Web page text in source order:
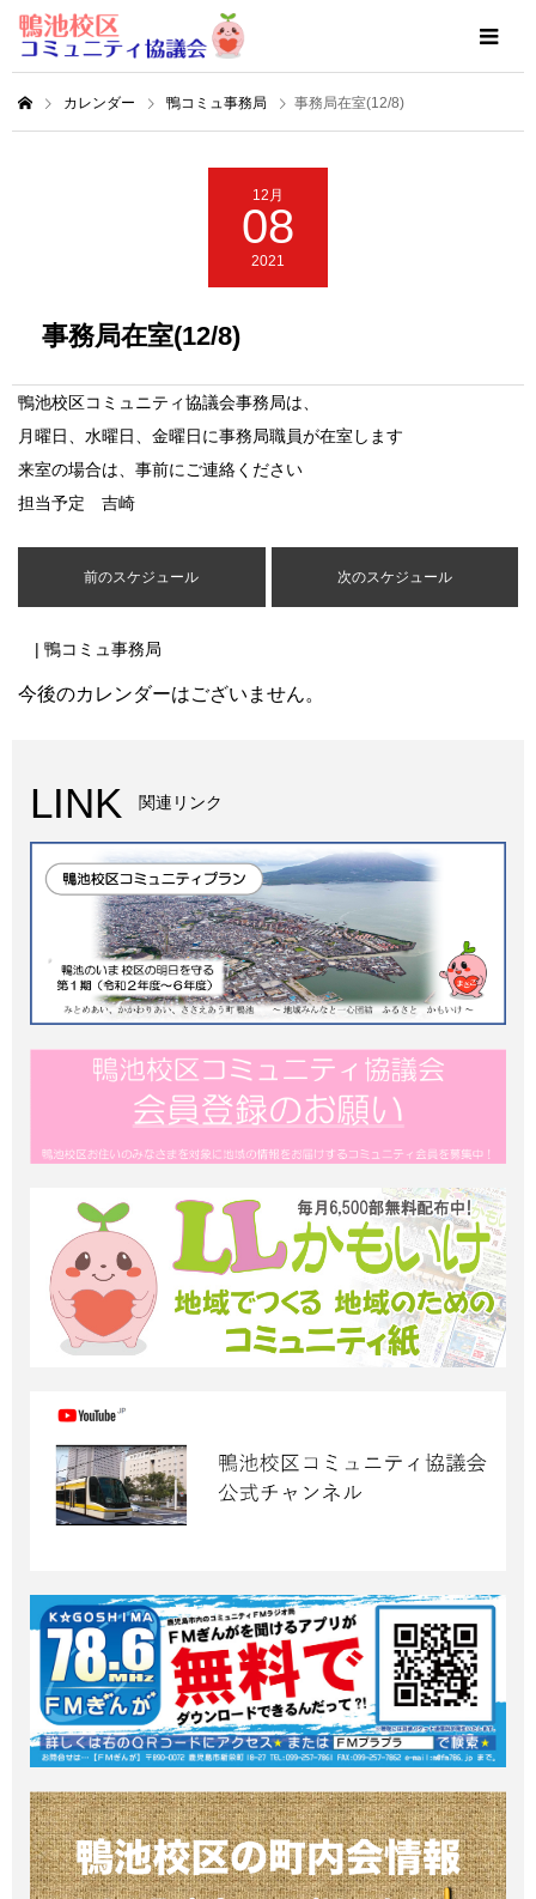
カレンダー 鴨コミュ事務局 事務局在室(12/8)
12月
08
2021
事務局在室(12/8)
鴨池校区コミュニティ協議会事務局は、
月曜日、水曜日、金曜日に事務局職員が在室します
来室の場合は、事前にご連絡ください
担当予定 吉崎
前のスケジュール 次のスケジュール
| 鴨コミュ事務局
今後のカレンダーはございません。
LINK 関連リンク